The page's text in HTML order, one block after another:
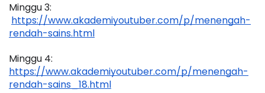
Minggu 3:
https://www.akademiyoutuber.com/p/menengah-
rendah-sains.html
Minggu 4:
https://www.akademiyoutuber.com/p/menengah-
rendah-sains_18.html